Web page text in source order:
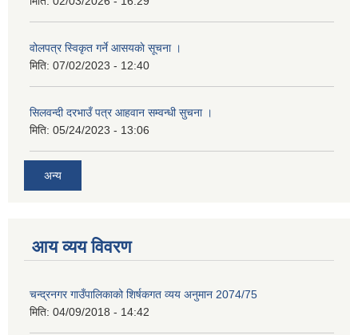
वोलपत्र स्विकृत गर्ने आसयकाे सूचना ।
मिति: 07/02/2023 - 12:40
सिलवन्दी दरभाउँ पत्र आहवान सम्वन्धी सुचना ।
मिति: 05/24/2023 - 13:06
अन्य
आय व्यय विवरण
चन्द्रनगर गाउँपालिकाको शिर्षकगत व्यय अनुमान 2074/75
मिति: 04/09/2018 - 14:42